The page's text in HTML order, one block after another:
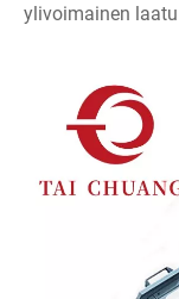
ylivoimainen